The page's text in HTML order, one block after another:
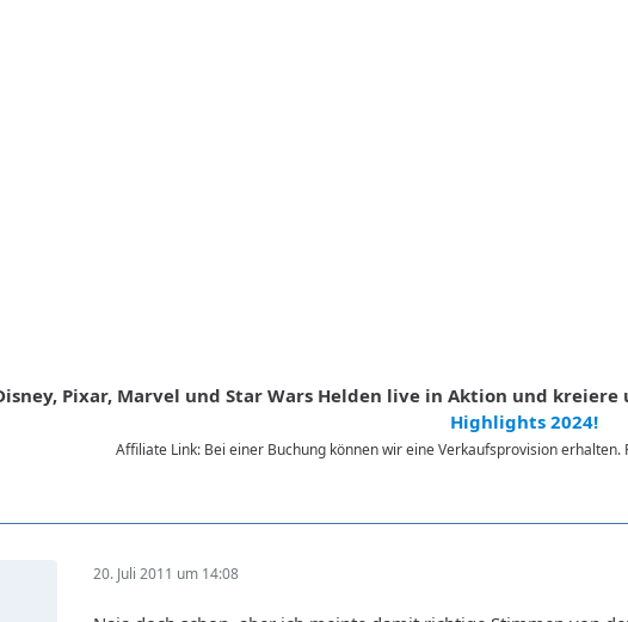
Pixar, Marvel und Star Wars Helden live in Aktion und
Highlights 2024!
Affiliate Link: Bei einer Buchung können wir eine Verkaufsprovision
20. Juli 2011 um 14:08